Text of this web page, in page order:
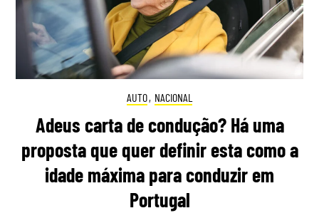
AUTO, NACIONAL
Adeus carta de condução? Há uma
proposta que quer definir esta como a
idade máxima para conduzir em
Portugal